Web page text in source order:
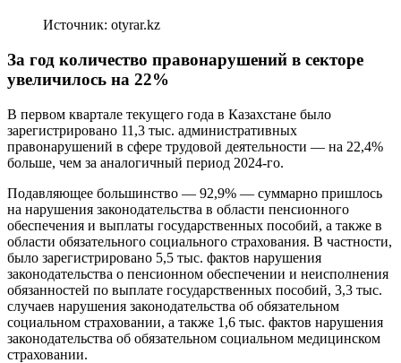
Источник: otyrar.kz
За год количество правонарушений в секторе
увеличилось на 22%
В первом квартале текущего года в Казахстане было
зарегистрировано 11,3 тыс. административных
правонарушений в сфере трудовой деятельности — на 22,4%
больше, чем за аналогичный период 2024-го.
Подавляющее большинство — 92,9% — суммарно пришлось
на нарушения законодательства в области пенсионного
обеспечения и выплаты государственных пособий, а также в
области обязательного социального страхования. В частности,
было зарегистрировано 5,5 тыс. фактов нарушения
законодательства о пенсионном обеспечении и неисполнения
обязанностей по выплате государственных пособий, 3,3 тыс.
случаев нарушения законодательства об обязательном
социальном страховании, а также 1,6 тыс. фактов нарушения
законодательства об обязательном социальном медицинском
страховании.